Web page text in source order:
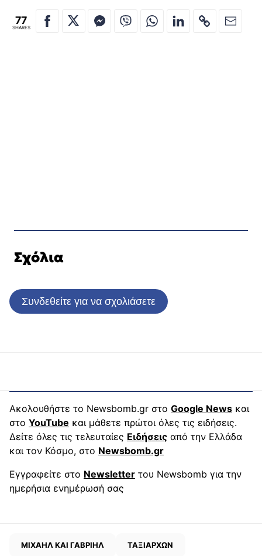
77
SHARES
Σχόλια
Συνδεθείτε για να σχολιάσετε
Ακολουθήστε το Newsbomb.gr στο Google News και
στο YouTube και μάθετε πρώτοι όλες τις ειδήσεις.
Δείτε όλες τις τελευταίες Ειδήσεις από την Ελλάδα
και τον Κόσμο, στο Newsbomb.gr
Εγγραφείτε στο Newsletter του Newsbomb για την
ημερήσια ενημέρωσή σας
ΜΙΧΑΗΛ ΚΑΙ ΓΑΒΡΙΗΛ ΤΑΞΙΑΡΧΩΝ